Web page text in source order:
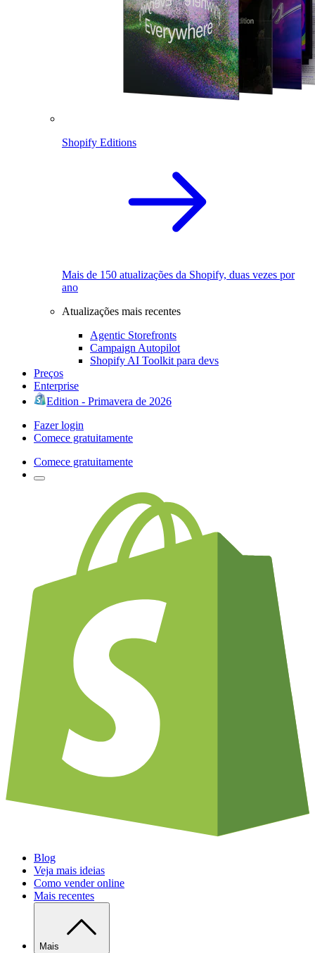
Shopify Editions
Mais de 150 atualizações da Shopify, duas vezes por
ano
Atualizações mais recentes
Agentic Storefronts
Campaign Autopilot
Shopify AI Toolkit para devs
Preços
Enterprise
Edition - Primavera de 2026
Fazer login
Comece gratuitamente
Comece gratuitamente
Blog
Veja mais ideias
Como vender online
Mais recentes
Mais